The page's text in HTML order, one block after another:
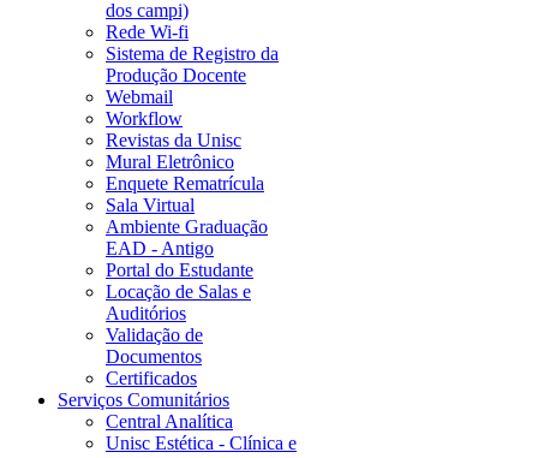
dos campi)
Rede Wi-fi
Sistema de Registro da
Produção Docente
Webmail
Workflow
Revistas da Unisc
Mural Eletrônico
Enquete Rematrícula
Sala Virtual
Ambiente Graduação
EAD - Antigo
Portal do Estudante
Locação de Salas e
Auditórios
Validação de
Documentos
Certificados
Serviços Comunitários
Central Analítica
Unisc Estética - Clínica e